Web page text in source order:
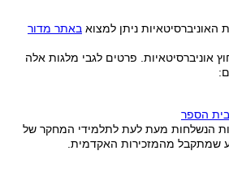
ניתן למצוא באתר מדור
אוניברסיטאיות. פרטים לגבי מלגות אלה
הספר
הנשלחות מעת לעת לתלמידי המחקר של
שמתקבל מהמזכירות האקדמית